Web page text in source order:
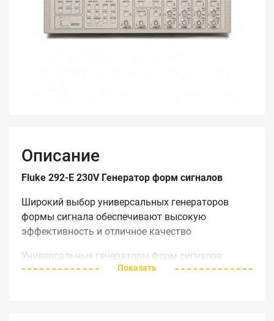
Описание
Fluke 292-E 230V Генератор форм сигналов
Широкий выбор универсальных генераторов
формы сигнала обеспечивают высокую
эффективность и отличное качество
Универсальные генераторы форм сигналов
объединяют в себе несколько генераторов.
Показать